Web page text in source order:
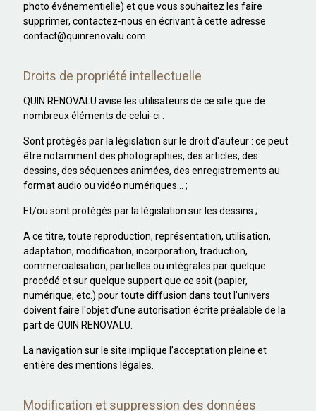
photo événementielle) et que vous souhaitez les faire
supprimer, contactez-nous en écrivant à cette adresse
contact@quinrenovalu.com
Droits de propriété intellectuelle
QUIN RENOVALU avise les utilisateurs de ce site que de
nombreux éléments de celui-ci :
Sont protégés par la législation sur le droit d'auteur : ce peut
être notamment des photographies, des articles, des
dessins, des séquences animées, des enregistrements au
format audio ou vidéo numériques... ;
Et/ou sont protégés par la législation sur les dessins ;
A ce titre, toute reproduction, représentation, utilisation,
adaptation, modification, incorporation, traduction,
commercialisation, partielles ou intégrales par quelque
procédé et sur quelque support que ce soit (papier,
numérique, etc.) pour toute diffusion dans tout l’univers
doivent faire l'objet d’une autorisation écrite préalable de la
part de QUIN RENOVALU.
La navigation sur le site implique l’acceptation pleine et
entière des mentions légales.
Modification et suppression des données